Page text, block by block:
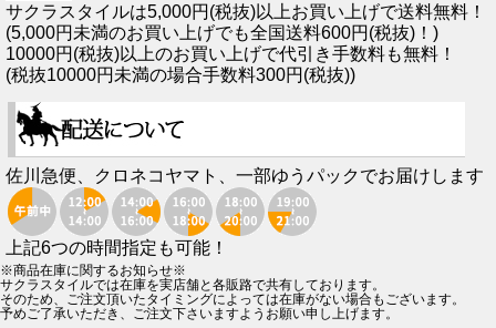
サクラスタイルは5,000円(税抜)以上お買い上げで送料無料！
(5,000円未満のお買い上げでも全国送料600円(税抜)！)
10000円(税抜)以上のお買い上げで代引き手数料も無料！
(税抜10000円未満の場合手数料300円(税抜))
佐川急便、クロネコヤマト、一部ゆうパックでお届けします
上記6つの時間指定も可能！
※商品在庫に関するお知らせ※
サクラスタイルでは在庫を実店舗と各販路で共有しております。
そのため、ご注文頂いたタイミングによっては在庫がない場合もございます。
予めご了承いただき、ご注文下さいますようお願い申し上げます。